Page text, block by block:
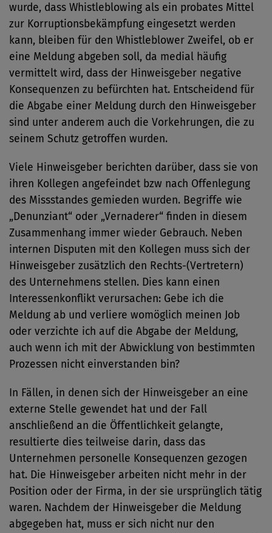
wurde, dass Whistleblowing als ein probates Mittel
zur Korruptionsbekämpfung eingesetzt werden
kann, bleiben für den Whistleblower Zweifel, ob er
eine Meldung abgeben soll, da medial häufig
vermittelt wird, dass der Hinweisgeber negative
Konsequenzen zu befürchten hat. Entscheidend für
die Abgabe einer Meldung durch den Hinweisgeber
sind unter anderem auch die Vorkehrungen, die zu
seinem Schutz getroffen wurden.
Viele Hinweisgeber berichten darüber, dass sie von
ihren Kollegen angefeindet bzw nach Offenlegung
des Missstandes gemieden wurden. Begriffe wie
„Denunziant“ oder „Vernaderer“ finden in diesem
Zusammenhang immer wieder Gebrauch. Neben
internen Disputen mit den Kollegen muss sich der
Hinweisgeber zusätzlich den Rechts-(Vertretern)
des Unternehmens stellen. Dies kann einen
Interessenkonflikt verursachen: Gebe ich die
Meldung ab und verliere womöglich meinen Job
oder verzichte ich auf die Abgabe der Meldung,
auch wenn ich mit der Abwicklung von bestimmten
Prozessen nicht einverstanden bin?
In Fällen, in denen sich der Hinweisgeber an eine
externe Stelle gewendet hat und der Fall
anschließend an die Öffentlichkeit gelangte,
resultierte dies teilweise darin, dass das
Unternehmen personelle Konsequenzen gezogen
hat. Die Hinweisgeber arbeiten nicht mehr in der
Position oder der Firma, in der sie ursprünglich tätig
waren. Nachdem der Hinweisgeber die Meldung
abgegeben hat, muss er sich nicht nur den